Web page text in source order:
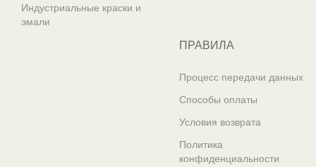
Индустриальные краски и
эмали
ПРАВИЛА
Процесс передачи данных
Способы оплаты
Условия возврата
Политика
конфиденциальности